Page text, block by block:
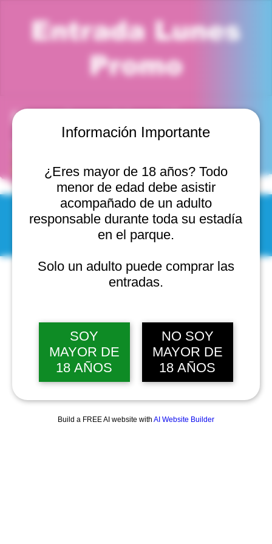
Información Importante
¿Eres mayor de 18 años? Todo
menor de edad debe asistir
acompañado de un adulto
responsable durante toda su estadía
en el parque.
Solo un adulto puede comprar las
entradas.
SOY
MAYOR DE
18 AÑOS
NO SOY
MAYOR DE
18 AÑOS
Build a FREE AI website with AI Website Builder
Entrada Lunes
Promo
Horario y ubicación
del Mar, Valparaíso, Chile